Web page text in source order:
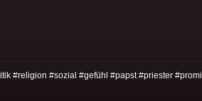
#religion #sozial #gefühl #papst #priester #promi